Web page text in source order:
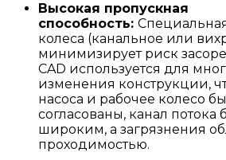
Высокая пропускная
способность:
колеса (канальное или
минимизирует риск
CAD используется для
изменения конструкции,
насоса и рабочее колесо
согласованы, канал
широким, а загрязнения
проходимостью.